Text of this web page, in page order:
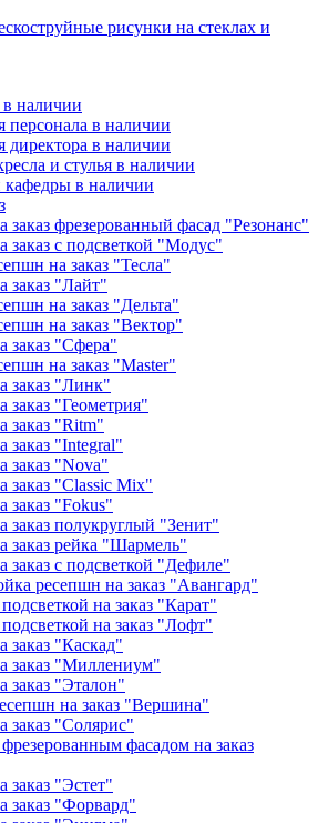
рисунки на стеклах и
наличии
персонала в наличии
директора в наличии
и стулья в наличии
в наличии
заказ фрезерованный фасад "Резонанс"
заказ с подсветкой "Модус"
на заказ "Тесла"
заказ "Лайт"
на заказ "Дельта"
на заказ "Вектор"
заказ "Сфера"
на заказ "Master"
заказ "Линк"
заказ "Геометрия"
заказ "Ritm"
заказ "Integral"
заказ "Nova"
заказ "Classic Mix"
заказ "Fokus"
заказ полукруглый "Зенит"
заказ рейка "Шармель"
заказ с подсветкой "Дефиле"
ресепшн на заказ "Авангард"
на заказ "Карат"
на заказ "Лофт"
заказ "Каскад"
заказ "Миллениум"
заказ "Эталон"
на заказ "Вершина"
заказ "Солярис"
фасадом на заказ
заказ "Эстет"
заказ "Форвард"